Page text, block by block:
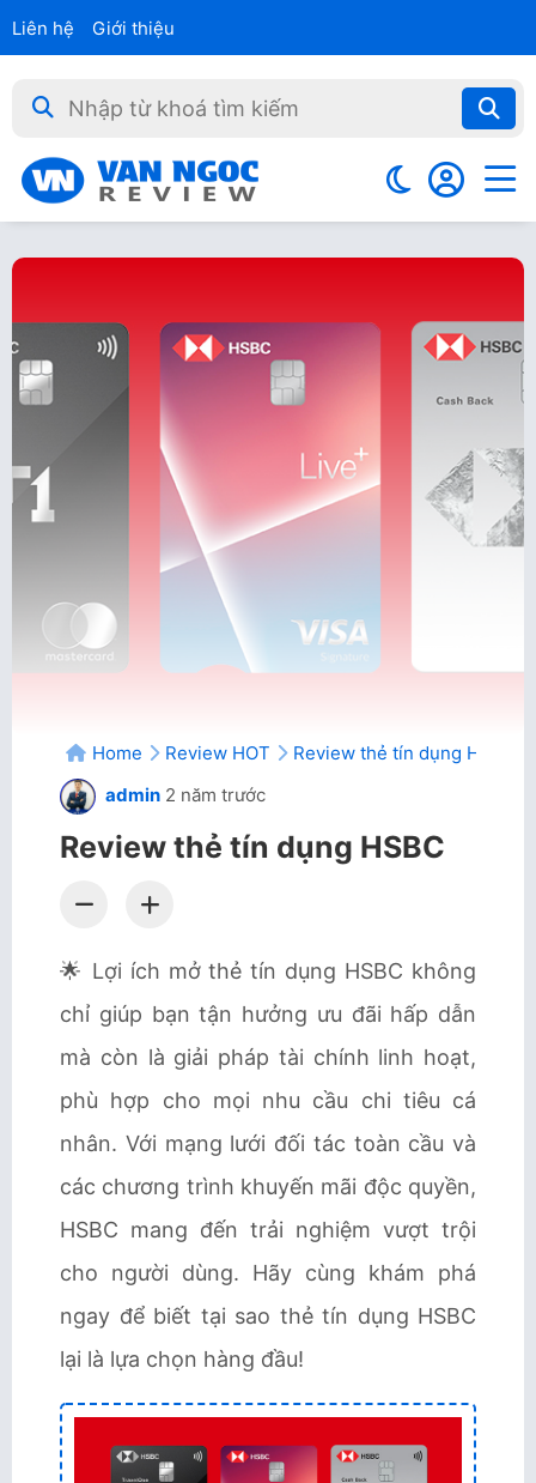
Liên hệ Giới thiệu
Home Review HOT
Review thẻ tín dụng HSBC
admin 2 năm trước
Review thẻ tín dụng HSBC
🌟 Lợi ích mở thẻ tín dụng HSBC không
chỉ giúp bạn tận hưởng ưu đãi hấp dẫn
mà còn là giải pháp tài chính linh hoạt,
phù hợp cho mọi nhu cầu chi tiêu cá
nhân. Với mạng lưới đối tác toàn cầu và
các chương trình khuyến mãi độc quyền,
HSBC mang đến trải nghiệm vượt trội
cho người dùng. Hãy cùng khám phá
ngay để biết tại sao thẻ tín dụng HSBC
lại là lựa chọn hàng đầu!